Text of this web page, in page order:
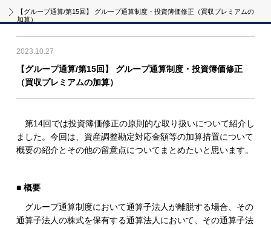
【グループ通算/第15回】 グループ通算制度・投資簿価修正（買収プレミアムの
加算）
2023.10.27
【グループ通算/第15回】 グループ通算制度・投資簿価修正
（買収プレミアムの加算）
第14回では投資簿価修正の原則的な取り扱いについて紹介し
ました。今回は、資産調整勘定対応金額等の加算措置について
概要の紹介とその他の留意点についてまとめたいと思います。
■ 概要
グループ通算制度において通算子法人が離脱する場合、その
通算子法人の株式を保有する通算法人において、その通算子法